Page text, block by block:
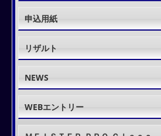
申込用紙
リザルト
NEWS
WEBエントリー